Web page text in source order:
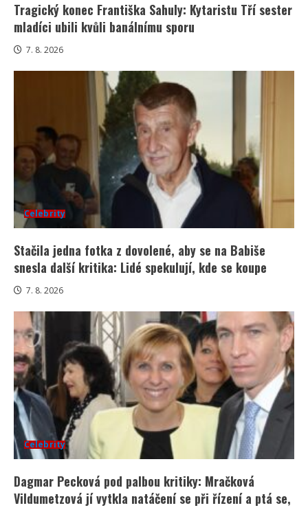
Tragický konec Františka Sahuly: Kytaristu Tří sester
mladíci ubili kvůli banálnímu sporu
7. 8. 2026
Celebrity
Stačila jedna fotka z dovolené, aby se na Babiše
snesla další kritika: Lidé spekulují, kde se koupe
7. 8. 2026
Celebrity
Dagmar Pecková pod palbou kritiky: Mračková
Vildumetzová jí vytkla natáčení se při řízení a ptá se,